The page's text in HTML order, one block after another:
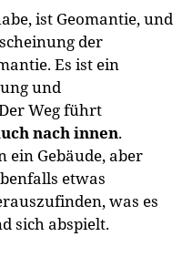
ist Geomantie, und
der
Es ist ein
und
Weg führt
nach innen.
ein Gebäude, aber
etwas
was es
sich abspielt.